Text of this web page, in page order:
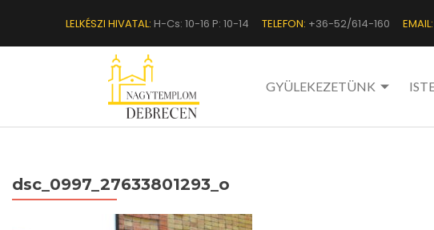
LELKÉSZI HIVATAL: H-Cs: 10-16 P: 10-14 TELEFON: +36-52/614-160 EMAIL:
GYÜLEKEZETÜNK
dsc_0997_27633801293_o